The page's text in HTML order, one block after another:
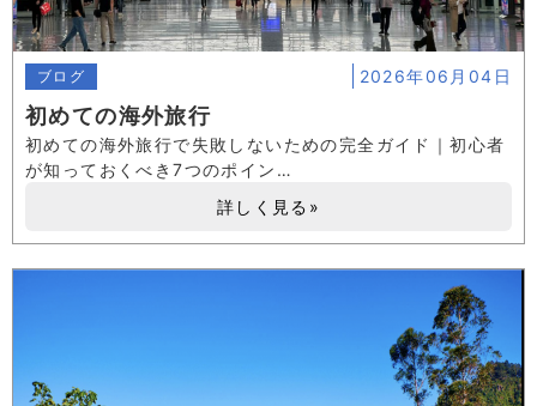
初めての海外旅行
ブログ 2026年06月04日
初めての海外旅行で失敗しないための完全ガイド｜初心者
が知っておくべき7つのポイン…
詳しく見る»